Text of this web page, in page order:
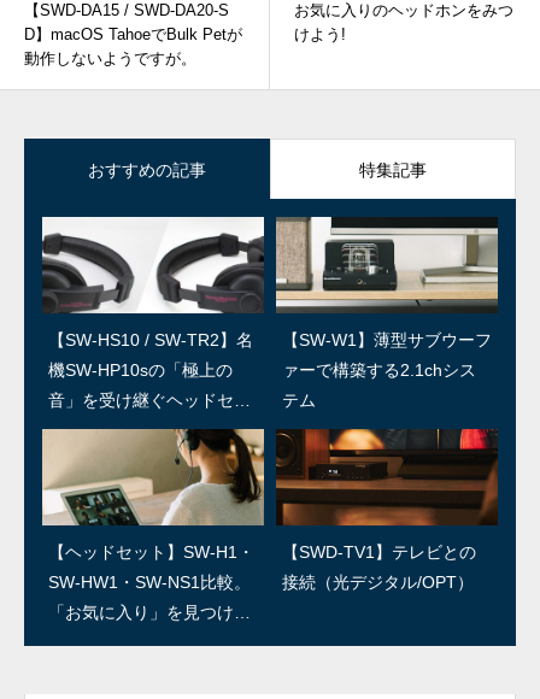
【SWD-DA15 / SWD-DA20-S
D】macOS TahoeでBulk Petが
動作しないようですが。
お気に入りのヘッドホンをみつ
けよう!
おすすめの記事 特集記事
【SW-HS10 / SW-TR2】名
機SW-HP10sの「極上の
音」を受け継ぐヘッドセッ
ト
【SW-W1】薄型サブウーフ
ァーで構築する2.1chシス
テム
【ヘッドセット】SW-H1・
SW-HW1・SW-NS1比較。
「お気に入り」を見つけよ
う！
【SWD-TV1】テレビとの
接続（光デジタル/OPT）
SWユーザー訪問：第5回 上
田温泉祥園 寿久庵 久保さ
ん
SWユーザー訪問：第4回/島
村楽器 島さん
SWユーザー訪問：第3回/R
ED IGUANA STUDIO 林さ
ん
SWユーザー訪問：第2回/石
森良三商店 石森さん